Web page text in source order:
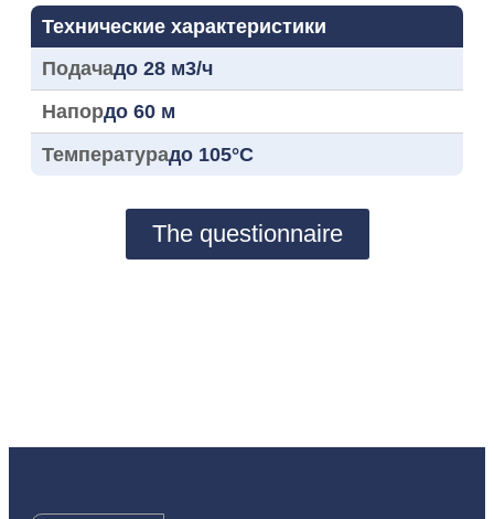
Технические характеристики
Подачадо 28 м3/ч
Напордо 60 м
Температурадо 105°C
The questionnaire